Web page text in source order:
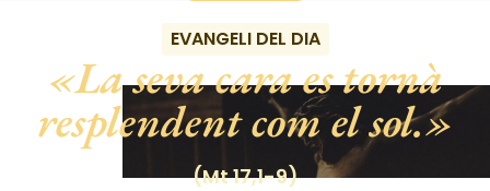
EVANGELI DEL DIA
La seva cara es tornà
resplendent com el sol.
(Mt 17,1-9)